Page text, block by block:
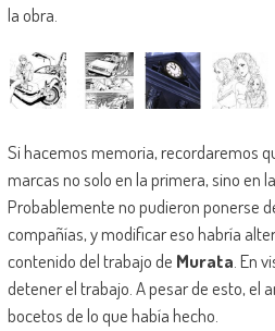
la obra.
Si hacemos memoria, recordaremos
marcas no solo en la primera, sino en
Probablemente no pudieron ponerse
compañías, y modificar eso habría
contenido del trabajo de Murata. En
detener el trabajo. A pesar de esto, el
bocetos de lo que había hecho.